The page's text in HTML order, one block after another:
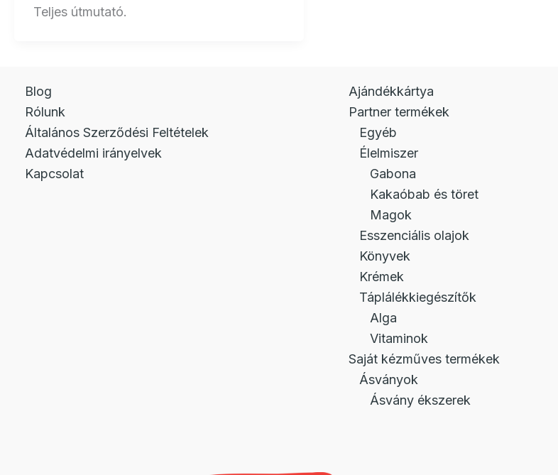
Teljes útmutató.
Blog
Rólunk
Általános Szerződési Feltételek
Adatvédelmi irányelvek
Kapcsolat
Ajándékkártya
Partner termékek
Egyéb
Élelmiszer
Gabona
Kakaóbab és töret
Magok
Esszenciális olajok
Könyvek
Krémek
Táplálékkiegészítők
Alga
Vitaminok
Saját kézműves termékek
Ásványok
Ásvány ékszerek